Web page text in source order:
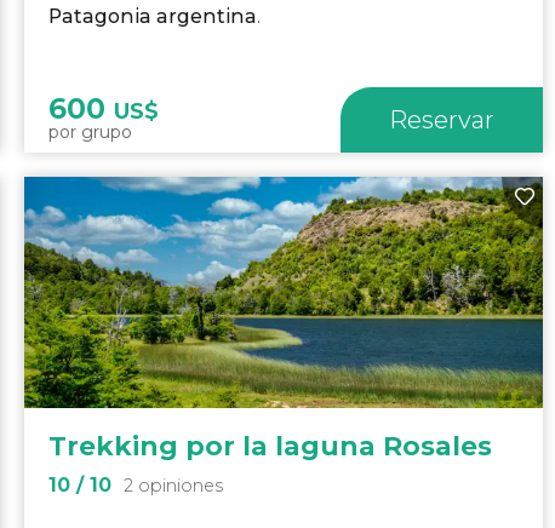
Patagonia argentina.
600 US$
por grupo Reservar
Trekking por la laguna Rosales
10 / 10 2 opiniones